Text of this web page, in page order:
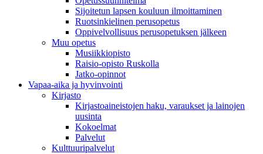
Sijoitetun lapsen kouluun ilmoittaminen
Ruotsinkielinen perusopetus
Oppivelvollisuus perusopetuksen jälkeen
Muu opetus
Musiikkiopisto
Raisio-opisto Ruskolla
Jatko-opinnot
Vapaa-aika ja hyvinvointi
Kirjasto
Kirjastoaineistojen haku, varaukset ja lainojen
uusinta
Kokoelmat
Palvelut
Kulttuuripalvelut